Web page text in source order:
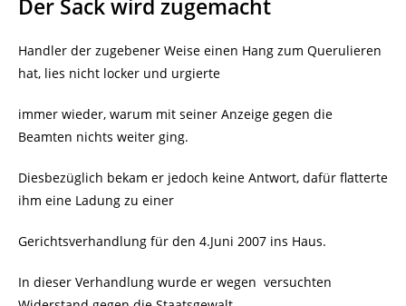
Der Sack wird zugemacht
Handler der zugebener Weise einen Hang zum Querulieren
hat, lies nicht locker und urgierte
immer wieder, warum mit seiner Anzeige gegen die
Beamten nichts weiter ging.
Diesbezüglich bekam er jedoch keine Antwort, dafür flatterte
ihm eine Ladung zu einer
Gerichtsverhandlung für den 4.Juni 2007 ins Haus.
In dieser Verhandlung wurde er wegen versuchten